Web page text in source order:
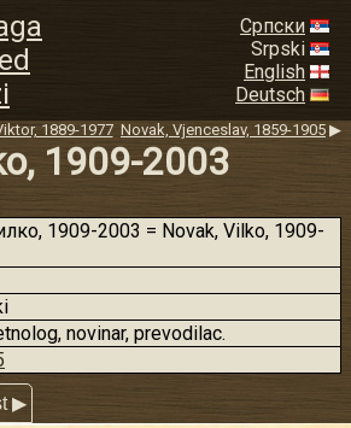
Српски
Srpski
English
Deutsch
1889-1977 Novak, Vjenceslav, 1859-1905 ▶
1909-2003
1909-2003 = Novak, Vilko, 1909-
novinar, prevodilac.